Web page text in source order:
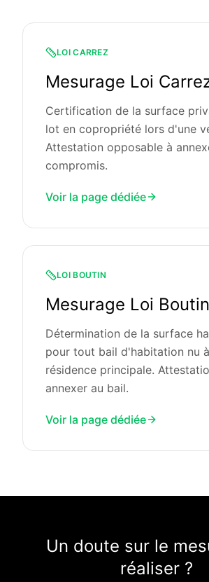
LOI CARREZ
Mesurage Loi
Certification de la surface
lot en copropriété lors d'une
Attestation opposable à
compromis.
Voir la page dédiée
LOI BOUTIN
Mesurage Loi Boutin
Détermination de la surface
pour tout bail d'habitation nu
résidence principale.
annexer au bail.
Voir la page dédiée
Un doute sur le
réaliser ?